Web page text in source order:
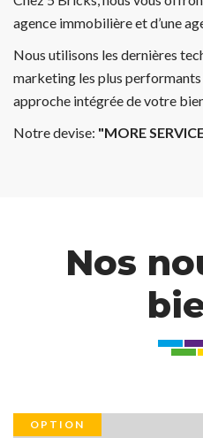
agence immobilière et d’une
Nous utilisons les dernières
marketing les plus
approche intégrée de votre
Notre devise: "MORE
Nos
OPTION